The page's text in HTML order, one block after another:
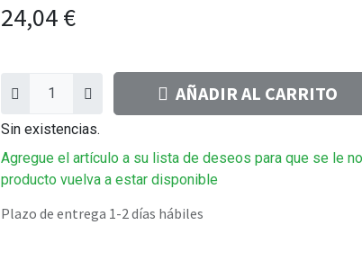
24,04€
AÑADIR AL CARRITO
Sin existencias.
Agregue el artículo a su lista de deseos para que se le
producto vuelva a estar disponible
Plazo de entrega 1-2 días hábiles